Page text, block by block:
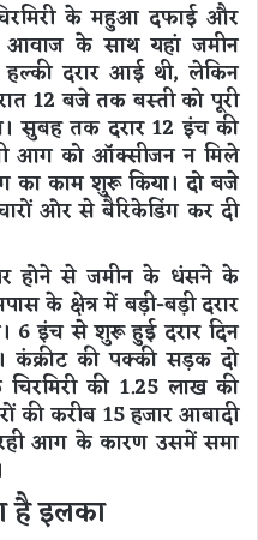
के महुआ दफाई और
के साथ यहां जमीन
दरार आई थी, लेकिन
12 बजे तक बस्ती को पूरी
सुबह तक दरार 12 इंच की
आग को ऑक्सीजन न मिले
का काम शुरू किया। दो बजे
ओर से बैरिकेडिंग कर दी
होने से जमीन के धंसने के
के क्षेत्र में बड़ी-बड़ी दरार
इंच से शुरू हुई दरार दिन
की पक्की सड़क दो
की 1.25 लाख की
की करीब 15 हजार आबादी
आग के कारण उसमें समा
है इलका